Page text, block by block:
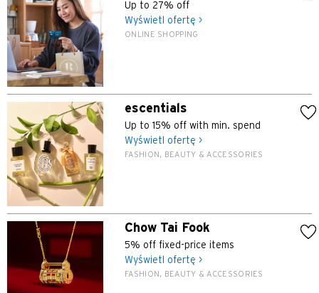
Up to 27% off
Wyświetl ofertę >
ONLINE SHOPPING
escentials
Up to 15% off with min. spend
Wyświetl ofertę >
FASHION, BEAUTY & ACCESSORIES
Chow Tai Fook
5% off fixed-price items
Wyświetl ofertę >
FASHION, BEAUTY & ACCESSORIES
Singapur
H
Hongkong
wyspa Hongkong, Hong Kong
K
Koulun, Hong Kong
N
Nowe Terytoria, Hong Kong
S